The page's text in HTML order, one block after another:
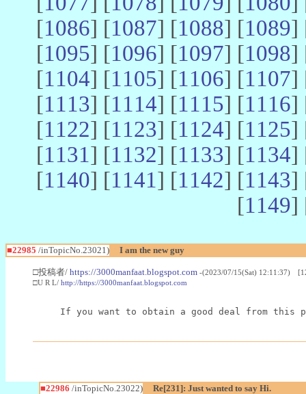
[1086] [1087] [1088] [1089]
[1095] [1096] [1097] [1098]
[1104] [1105] [1106] [1107]
[1113] [1114] [1115] [1116]
[1122] [1123] [1124] [1125]
[1131] [1132] [1133] [1134]
[1140] [1141] [1142] [1143]
[1149]
■22985 /inTopicNo.23021) I am the new guy
□投稿者/ https://3000manfaat.blogspot.com -(2023/07/15(Sat) 12:11:37)
□U R L/ http://https://3000manfaat.blogspot.com
If you want to obtain a good deal from this
■22986 /inTopicNo.23022) Re[231]: Just wanted to say Hi.